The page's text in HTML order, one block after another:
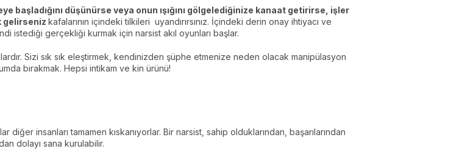
başladığını düşünürse veya onun ışığını gölgelediğinize kanaat getirirse, işler
gelirseniz kafalarının içindeki tilkileri uyandırırsınız. İçindeki derin onay ihtiyacı ve
istediği gerçekliği kurmak için narsist akıl oyunları başlar.
Sizi sık sık eleştirmek, kendinizden şüphe etmenize neden olacak manipülasyon
bırakmak. Hepsi intikam ve kin ürünü!
insanları tamamen kıskanıyorlar. Bir narsist, sahip olduklarından, başarılarından
dolayı sana kurulabilir.